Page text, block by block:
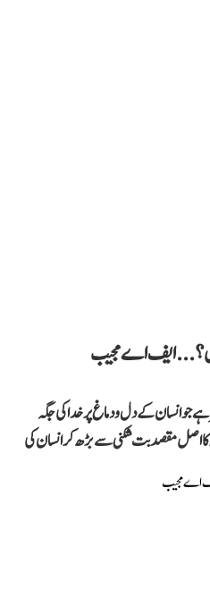
اے مجیب
جو انسان کے دل و دماغ پر خدا کی جگہ
اصل مقصد بت شکنی سے بڑھ کر انسان کی